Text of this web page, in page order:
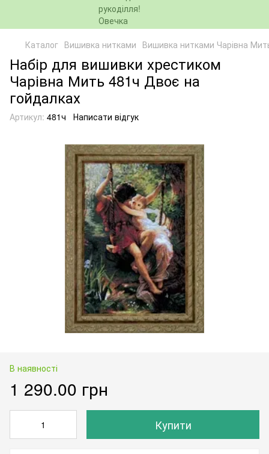
Каталог Вишивка нитками Вишивка нитками Чарівна
Набір для вишивки хрестиком
Чарівна Мить 481ч Двоє на
гойдалках
Артикул: 481ч Написати відгук
В наявності
1 290.00 грн
Купити